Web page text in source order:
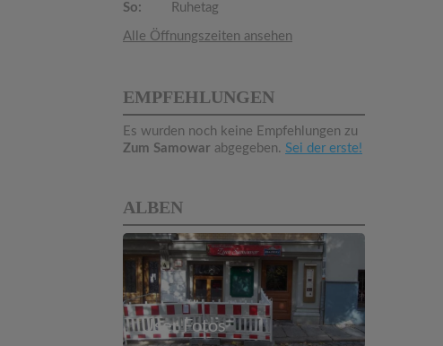
So:
Ruhetag
Alle Öffnungszeiten ansehen
EMPFEHLUNGEN
Es wurden noch keine Empfehlungen zu
Zum Samowar abgegeben. Sei der erste!
ALBEN
User Fotos